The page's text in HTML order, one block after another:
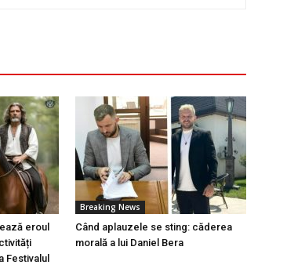
eroul
Festivalul
Breaking News
Când aplauzele se sting: căderea
morală a lui Daniel Bera